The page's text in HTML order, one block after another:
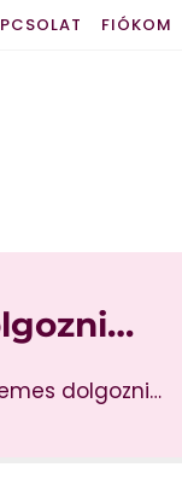
FIÓKOM
dolgozni…